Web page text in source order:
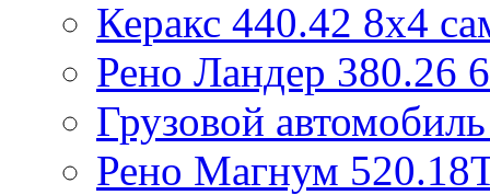
Керакс 440.42 8x4
Рено Ландер 380.26
Грузовой
Рено Магнум